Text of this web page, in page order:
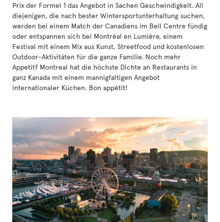
Prix der Formel 1 das Angebot in Sachen Geschwindigkeit. All
diejenigen, die nach bester Wintersportunterhaltung suchen,
werden bei einem Match der Canadiens im Bell Centre fündig
oder entspannen sich bei Montréal en Lumière, einem
Festival mit einem Mix aus Kunst, Streetfood und kostenlosen
Outdoor-Aktivitäten für die ganze Familie. Noch mehr
Appetit? Montreal hat die höchste Dichte an Restaurants in
ganz Kanada mit einem mannigfaltigen Angebot
internationaler Küchen. Bon appétit!